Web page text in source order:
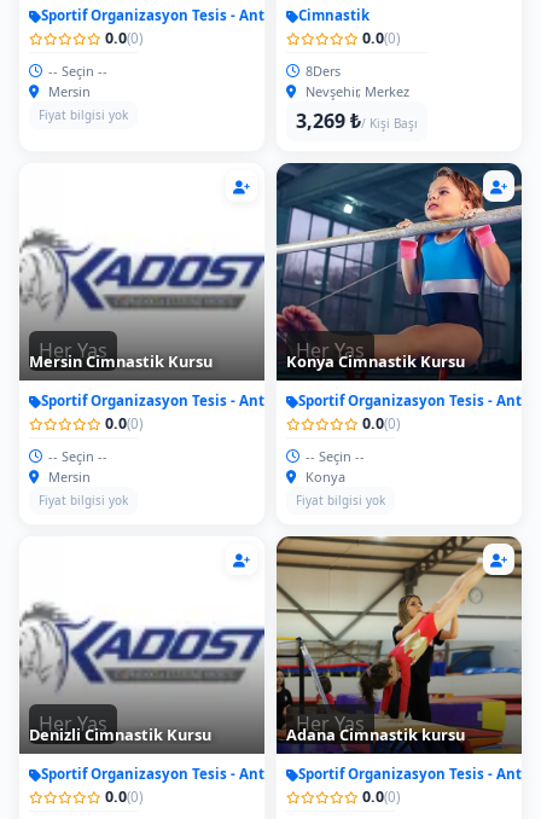
Sportif Organizasyon Tesis - Antrenman
0.0(0)
-- Seçin --
Mersin
Fiyat bilgisi yok
Cimnastik
0.0(0)
8Ders
Nevşehir, Merkez
3,269 ₺/ Kişi Başı
Her Yas
Mersin Cimnastik Kursu
Sportif Organizasyon Tesis - Antrenman
0.0(0)
-- Seçin --
Mersin
Fiyat bilgisi yok
Her Yas
Konya Cimnastik Kursu
Sportif Organizasyon Tesis -
0.0(0)
-- Seçin --
Konya
Fiyat bilgisi yok
Her Yas
Denizli Cimnastik Kursu
Sportif Organizasyon Tesis - Antrenman
0.0(0)
Her Yas
Adana Cimnastik kursu
Sportif Organizasyon Tesis -
0.0(0)